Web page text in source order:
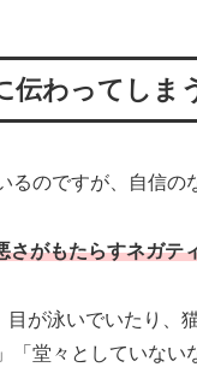
伝わってしま
のですが、自信の
さがもたらすネガテ
が泳いでいたり、
「堂々としていな